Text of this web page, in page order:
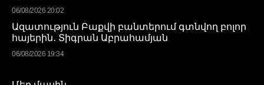
06/08/2026 20:02
Ազատություն Բաքվի բանտերում գտնվող բոլոր
հայերին․ Տիգրան Աբրահամյան
06/08/2026 19:34